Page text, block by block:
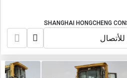
SHANGHAI HONGCHENG